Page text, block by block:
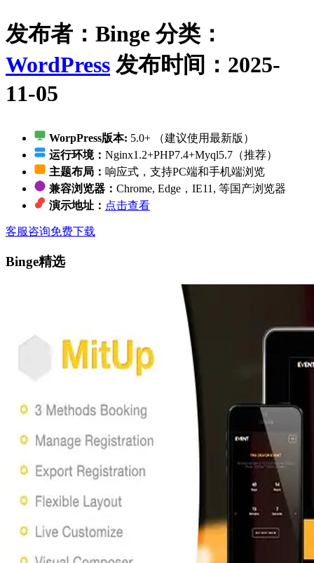
发布者：Binge 分类：
WordPress 发布时间：2025-
11-05
WorpPress版本: 5.0+ （建议使用最新版）
运行环境： Nginx1.2+PHP7.4+Myql5.7（推荐）
主题布局： 响应式，支持PC端和手机端浏览
兼容浏览器： Chrome, Edge，IE11, 等国产浏览器
演示地址： 点击查看
客服咨询免费下载
Binge精选